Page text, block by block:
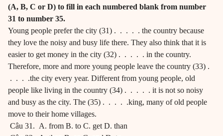
(A, B, C or D) to fill in each numbered blank from number
31 to number 35.
Young people prefer the city (31) . . . . . the country because
they love the noisy and busy life there. They also think that it is
easier to get money in the city (32) . . . . . in the country.
Therefore, more and more young people leave the country (33) .
. . . .the city every year. Different from young people, old
people like living in the country (34) . . . . . it is not so noisy
and busy as the city. The (35) . . . . .king, many of old people
move to their home villages.
Câu 31. A. from B. to C. get D. than